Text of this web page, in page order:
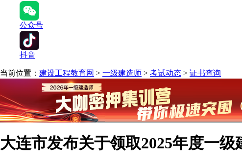
公众号
抖音
当前位置： 建设工程教育网 > 一级建造师 > 考试动态 > 证书查询
大连市发布关于领取2025年度一